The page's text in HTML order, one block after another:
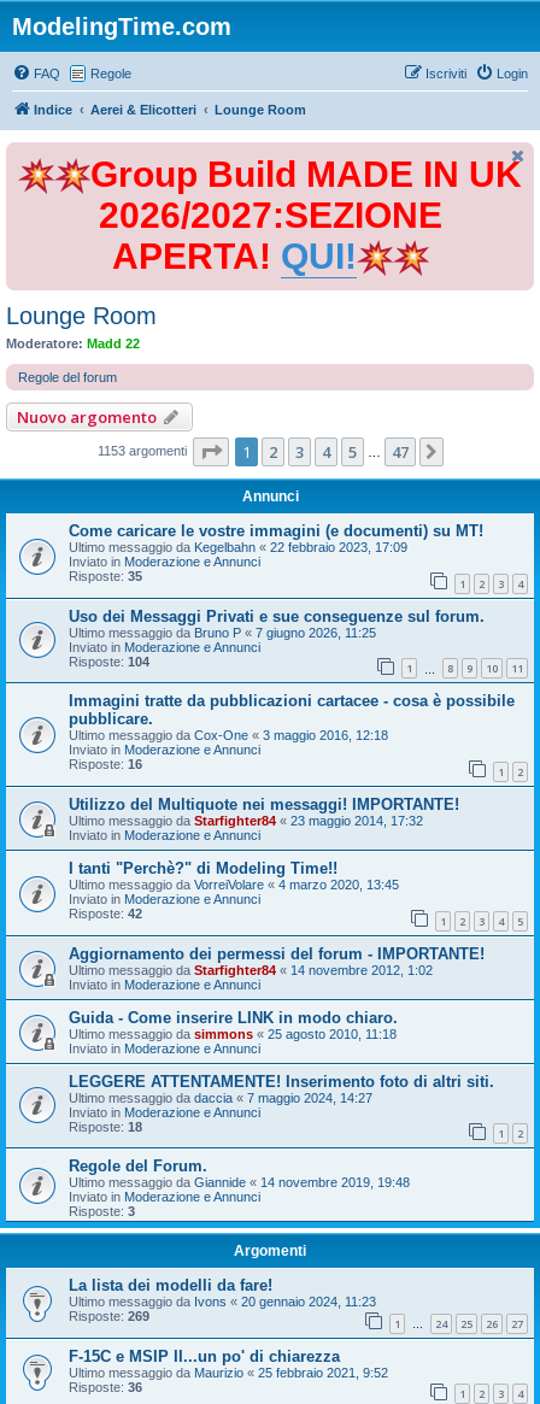
ModelingTime.com
FAQ Regole Login
Iscriviti
Indice Aerei & Elicotteri Lounge Room
Group Build MADE IN UK
2026/2027:SEZIONE
APERTA! QUI!
Lounge Room
Moderatore: Madd 22
Regole del forum
Nuovo argomento
1153 argomenti Pagina di 47
1 2 3 4 5 47
Annunci
Come caricare le vostre immagini (e documenti) su MT!
Ultimo messaggio da Kegelbahn « 22 febbraio 2023, 17:09
Inviato in Moderazione e Annunci
Risposte: 35 1 2 3 4
Uso dei Messaggi Privati e sue conseguenze sul forum.
Ultimo messaggio da Bruno P « 7 giugno 2026, 11:25
Inviato in Moderazione e Annunci
Risposte: 104 1 8 9 10 11
Immagini tratte da pubblicazioni cartacee - cosa è possibile
pubblicare.
Ultimo messaggio da Cox-One « 3 maggio 2016, 12:18
Inviato in Moderazione e Annunci
Risposte: 16 1 2
Utilizzo del Multiquote nei messaggi! IMPORTANTE!
Ultimo messaggio da Starfighter84 « 23 maggio 2014, 17:32
Inviato in Moderazione e Annunci
I tanti "Perchè?" di Modeling Time!!
Ultimo messaggio da VorreiVolare « 4 marzo 2020, 13:45
Inviato in Moderazione e Annunci
Risposte: 42 1 2 3 4 5
Aggiornamento dei permessi del forum - IMPORTANTE!
Ultimo messaggio da Starfighter84 « 14 novembre 2012, 1:02
Inviato in Moderazione e Annunci
Guida - Come inserire LINK in modo chiaro.
Ultimo messaggio da simmons « 25 agosto 2010, 11:18
Inviato in Moderazione e Annunci
LEGGERE ATTENTAMENTE! Inserimento foto di altri siti.
Ultimo messaggio da daccia « 7 maggio 2024, 14:27
Inviato in Moderazione e Annunci
Risposte: 18 1 2
Regole del Forum.
Ultimo messaggio da Giannide « 14 novembre 2019, 19:48
Inviato in Moderazione e Annunci
Risposte: 3
Argomenti
La lista dei modelli da fare!
Ultimo messaggio da Ivons « 20 gennaio 2024, 11:23
Risposte: 269 1 … 24 25 26 27
F-15C e MSIP II...un po' di chiarezza
Ultimo messaggio da Maurizio « 25 febbraio 2021, 9:52
Risposte: 36 1 2 3 4